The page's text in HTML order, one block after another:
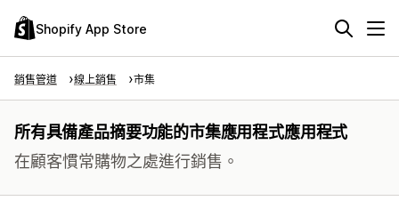
Shopify App Store
銷售管道 線上銷售 市集
所有具備產品摘要功能的市集應用程式應用程式
在顧客慣常購物之處進行銷售。